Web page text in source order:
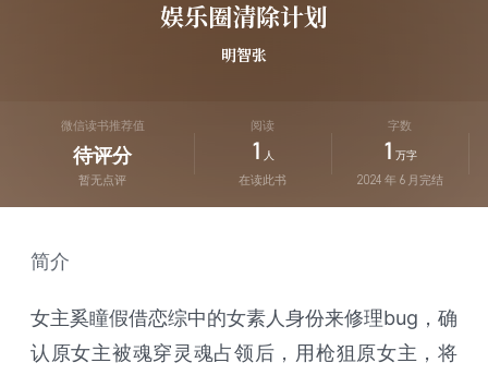
娱乐圈清除计划
明智张
微信读书推荐值
待评分
暂无点评
阅读
1 人
在读此书
字数
1 万字
2024 年 6 月完结
简介
女主奚瞳假借恋综中的女素人身份来修理bug，确
认原女主被魂穿灵魂占领后，用枪狙原女主，将